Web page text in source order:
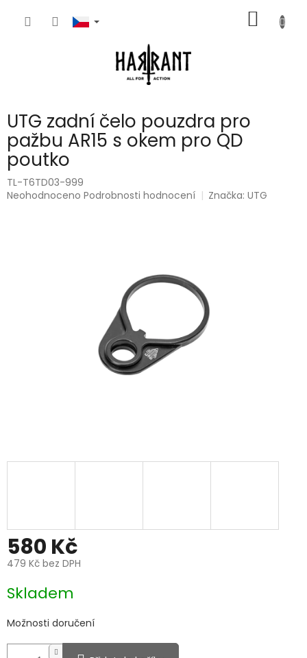
KOŠÍK
UTG zadní čelo pouzdra pro
pažbu AR15 s okem pro QD
poutko
TL-T6TD03-999
Průměrné
Neohodnoceno Podrobnosti hodnocení Značka:UTG
580 Kč
479 Kč bez DPH
cena:
Skladem
Možnosti doručení